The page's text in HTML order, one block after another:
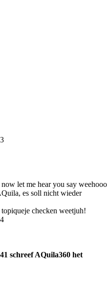
let me hear you say weehooo
es soll nicht wieder
checken weetjuh!
schreef AQuila360 het